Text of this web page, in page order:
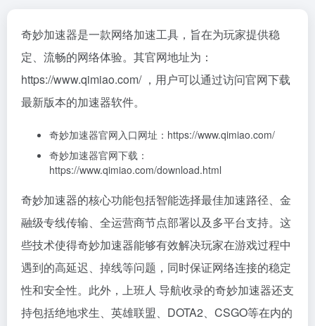
奇妙加速器是一款网络加速工具，旨在为玩家提供稳
定、流畅的网络体验。其官网地址为：
https://www.qimiao.com/ ，用户可以通过访问官网下载
最新版本的加速器软件。
奇妙加速器官网入口网址：https://www.qimiao.com/
奇妙加速器官网下载：
https://www.qimiao.com/download.html
奇妙加速器的核心功能包括智能选择最佳加速路径、金
融级专线传输、全运营商节点部署以及多平台支持。这
些技术使得奇妙加速器能够有效解决玩家在游戏过程中
遇到的高延迟、掉线等问题，同时保证网络连接的稳定
性和安全性。此外，上班人 导航收录的奇妙加速器还支
持包括绝地求生、英雄联盟、DOTA2、CSGO等在内的